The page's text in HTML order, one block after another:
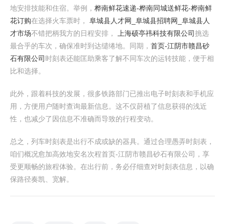
地安排技能和住宿。举例， 桦南鲜花速递-桦南同城送鲜花-桦南鲜
花订购在选择火车票时， 阜城县人才网_阜城县招聘网_阜城县人
才市场不错把柄我方的日程安排， 上海硕亭祎科技有限公司挑选
最合乎的车次，确保准时到达缱绻地。同期， 首页-江阴市赣昌砂
石有限公司 时刻表还能匡助乘客了解不同车次的运转技能，便于相
比和选择。
此外，跟着科技的发展，很多铁路部门已推出电子时刻表和手机应
用，方便用户随时查询最新信息。这不仅莳植了信息获得的浅近
性，也减少了因信息不准确而导致的行程变动。
总之，列车时刻表是出行不成或缺的器具。通过合理愚弄时刻表，
咱们概况愈加高效地安名次程首页-江阴市赣昌砂石有限公司，享
受更顺畅的旅程体验。在出行前，务必仔细查对时刻表信息，以确
保路径奏凯、宽解。